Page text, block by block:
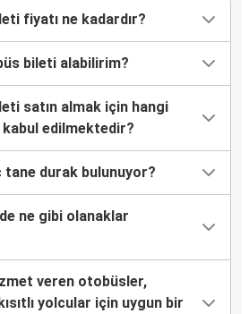
fiyatı ne kadardır?
bileti alabilirim?
satın almak için hangi
edilmektedir?
tane durak bulunuyor?
ne gibi olanaklar
veren otobüsler,
yolcular için uygun bir